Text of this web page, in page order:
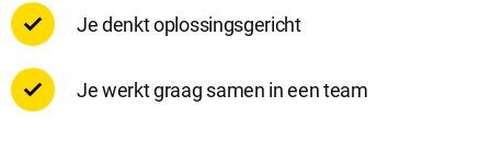
Marketing cookies worden gebruikt om relevante advertenties te
kunnen tonen op advertentieplatformen zoals Facebook en
surfgedrag op onze website.
Je denkt oplossingsgericht
Je werkt graag samen in een team